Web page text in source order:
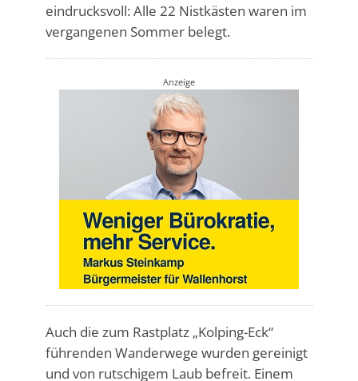
eindrucksvoll: Alle 22 Nistkästen waren im
vergangenen Sommer belegt.
Anzeige
Auch die zum Rastplatz „Kolping-Eck“
führenden Wanderwege wurden gereinigt
und von rutschigem Laub befreit. Einem